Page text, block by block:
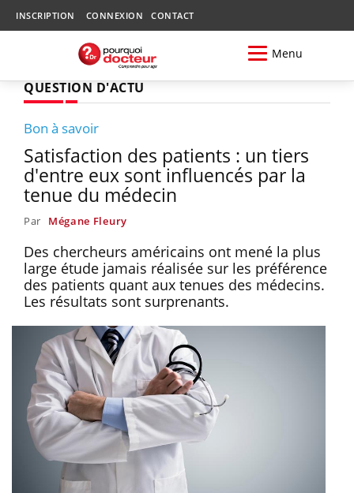
INSCRIPTION CONNEXION CONTACT
Menu
QUESTION D'ACTU
Bon à savoir
Satisfaction des patients : un tiers
d'entre eux sont influencés par la
tenue du médecin
Par Mégane Fleury
Des chercheurs américains ont mené la plus
large étude jamais réalisée sur les préférence
des patients quant aux tenues des médecins.
Les résultats sont surprenants.